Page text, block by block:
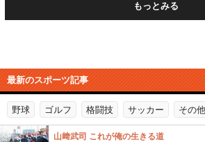
もっとみる
最新のスポーツ記事
野球 ゴルフ 格闘技 サッカー その他
山﨑武司 これが俺の生きる道